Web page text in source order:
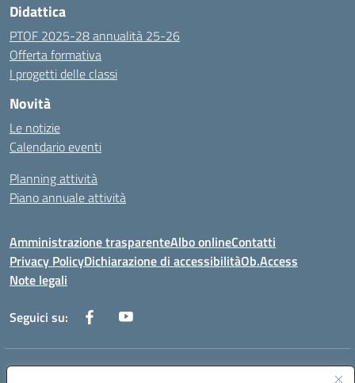
Didattica
PTOF 2025-28 annualità 25-26
Offerta formativa
I progetti delle classi
Novità
Le notizie
Calendario eventi
Planning attività
Piano annuale attività
Amministrazione trasparenteAlbo onlineContatti
Privacy PolicyDichiarazione di accessibilitàOb.Access
Note legali
Seguici su:
Indirizzo: